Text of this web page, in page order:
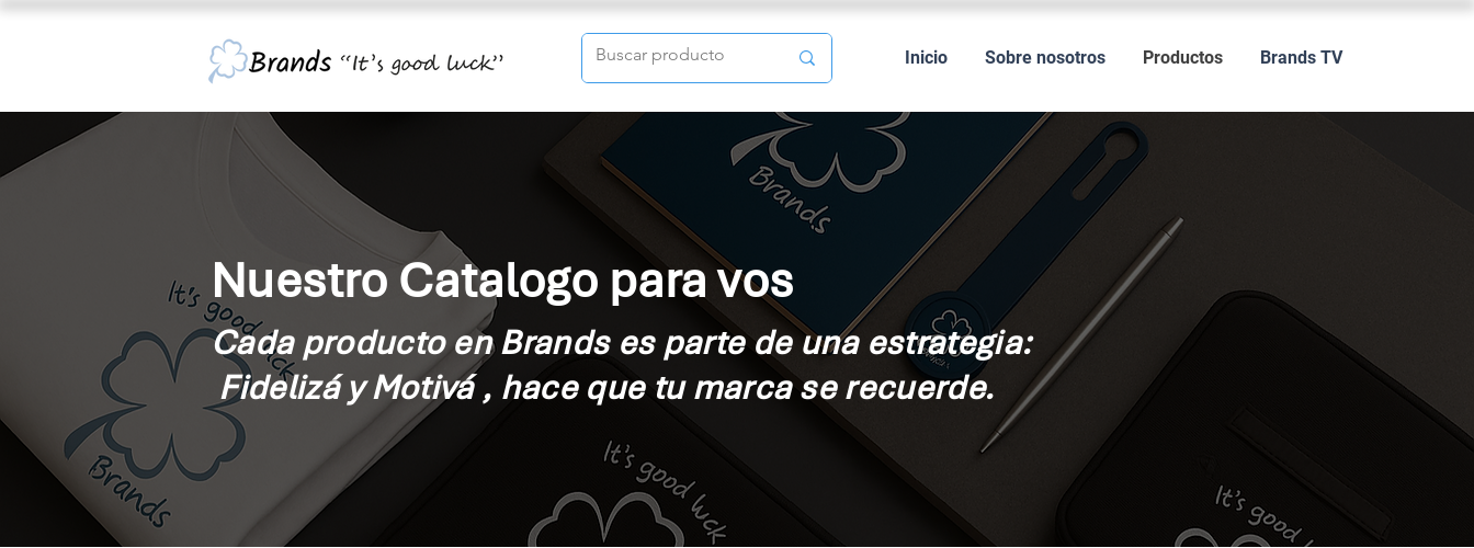
Inicio Sobre nosotros Productos Brands TV
Nuestro Catalogo para vos
Cada producto en Brands es parte de una estrategia:
Fidelizá y Motivá , hace que tumarcase recuerde.